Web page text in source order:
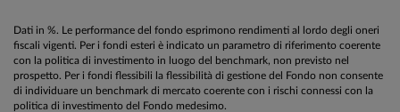
Dati in %. Le performance del fondo esprimono rendimenti al lordo degli oneri
fiscali vigenti. Per i fondi esteri è indicato un parametro di riferimento coerente
con la politica di investimento in luogo del benchmark, non previsto nel
prospetto. Per i fondi flessibili la flessibilità di gestione del Fondo non consente
di individuare un benchmark di mercato coerente con i rischi connessi con la
politica di investimento del Fondo medesimo.